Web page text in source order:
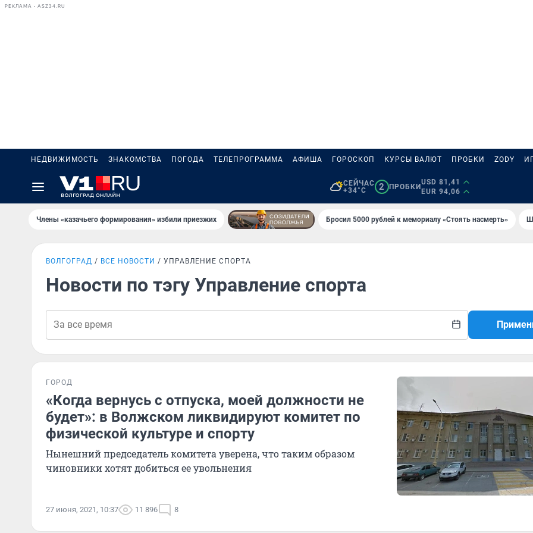
РЕКЛАМА • ASZ34.RU
НЕДВИЖИМОСТЬ ЗНАКОМСТВА ПОГОДА ТЕЛЕПРОГРАММА АФИША ГОРОСКОП КУРСЫ ВАЛЮТ ПРОБКИ ZODY
СЕЙЧАС
+34°C
2 ПРОБКИ
USD 81,41
EUR 94,06
Члены «казачьего формирования» избили приезжих Бросил 5000 рублей к мемориалу «Стоять насмерть»
ВОЛГОГРАД ВСЕ НОВОСТИ УПРАВЛЕНИЕ СПОРТА
Новости по тэгу Управление спорта
ГОРОД
«Когда вернусь с отпуска, моей должности не
будет»: в Волжском ликвидируют комитет по
физической культуре и спорту
Нынешний председатель комитета уверена, что таким образом
чиновники хотят добиться ее увольнения
27 июня, 2021, 10:37 11 896 8